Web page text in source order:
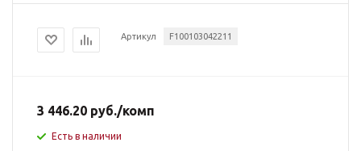
Артикул F100103042211
3 446.20 руб./комп
Есть в наличии